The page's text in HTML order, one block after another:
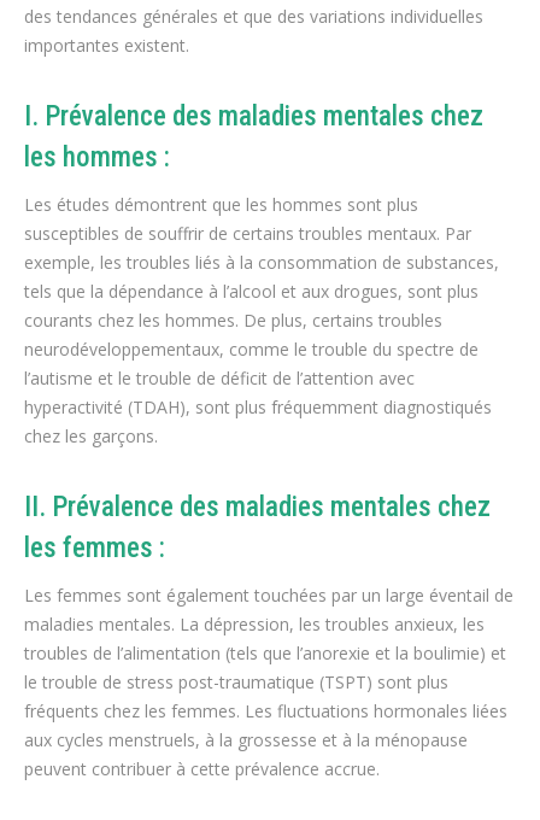
des tendances générales et que des variations individuelles
importantes existent.
I. Prévalence des maladies mentales chez
les hommes :
Les études démontrent que les hommes sont plus
susceptibles de souffrir de certains troubles mentaux. Par
exemple, les troubles liés à la consommation de substances,
tels que la dépendance à l’alcool et aux drogues, sont plus
courants chez les hommes. De plus, certains troubles
neurodéveloppementaux, comme le trouble du spectre de
l’autisme et le trouble de déficit de l’attention avec
hyperactivité (TDAH), sont plus fréquemment diagnostiqués
chez les garçons.
II. Prévalence des maladies mentales chez
les femmes :
Les femmes sont également touchées par un large éventail de
maladies mentales. La dépression, les troubles anxieux, les
troubles de l’alimentation (tels que l’anorexie et la boulimie) et
le trouble de stress post-traumatique (TSPT) sont plus
fréquents chez les femmes. Les fluctuations hormonales liées
aux cycles menstruels, à la grossesse et à la ménopause
peuvent contribuer à cette prévalence accrue.